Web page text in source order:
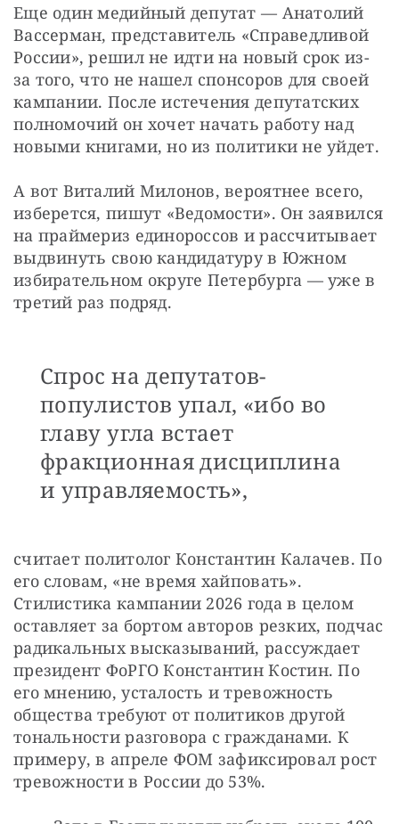
Еще один медийный депутат — Анатолий
Вассерман, представитель «Справедливой
России», решил не идти на новый срок из-
за того, что не нашел спонсоров для своей
кампании. После истечения депутатских
полномочий он хочет начать работу над
новыми книгами, но из политики не уйдет.
А вот Виталий Милонов, вероятнее всего,
изберется, пишут «Ведомости». Он заявился
на праймериз единороссов и рассчитывает
выдвинуть свою кандидатуру в Южном
избирательном округе Петербурга — уже в
третий раз подряд.
Спрос на депутатов-
популистов упал, «ибо во
главу угла встает
фракционная дисциплина
и управляемость»,
считает политолог Константин Калачев. По
его словам, «не время хайповать».
Стилистика кампании 2026 года в целом
оставляет за бортом авторов резких, подчас
радикальных высказываний, рассуждает
президент ФоРГО Константин Костин. По
его мнению, усталость и тревожность
общества требуют от политиков другой
тональности разговора с гражданами. К
примеру, в апреле ФОМ зафиксировал рост
тревожности в России до 53%.